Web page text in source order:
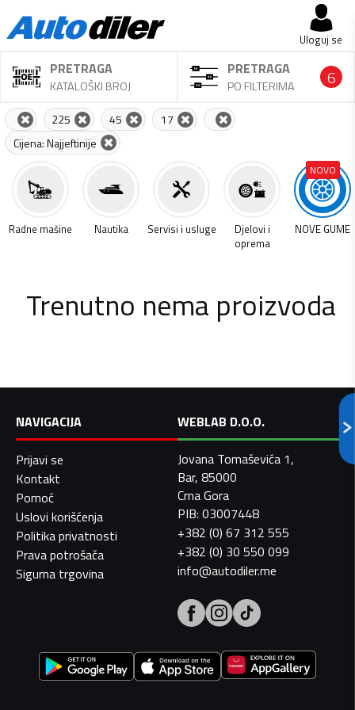
Uloguj se
PRETRAGA
KATALOŠKI BROJ
PRETRAGA
PO FILTERIMA 6
225 45
17
Cijena: Najjeftinije
Radne mašine Nautika Servisi i usluge
Djelovi i
oprema
NOVO
NOVE GUME
Trenutno nema proizvoda
NAVIGACIJA
Prijavi se
Kontakt
Pomoć
Uslovi korišćenja
Politika privatnosti
Prava potrošača
Sigurna trgovina
WEBLAB D.O.O.
Jovana Tomaševića 1,
Bar, 85000
Crna Gora
PIB: 03007448
+382 (0) 67 312 555
+382 (0) 30 550 099
info@autodiler.me